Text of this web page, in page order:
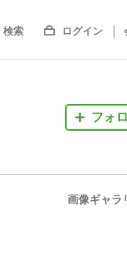
検索 ログイン
フォ
画像ギャラ